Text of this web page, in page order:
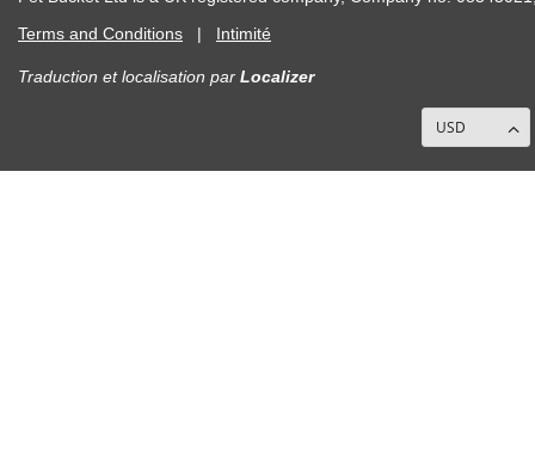
Terms and Conditions | Intimité
Traduction et localisation par Localizer
USD